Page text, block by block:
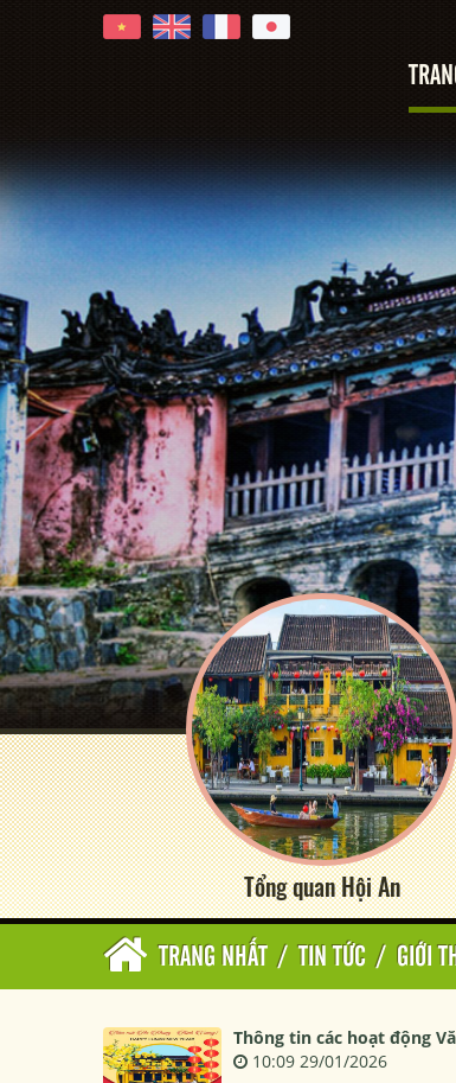
Tổng quan Hội An
TRANG NHẤT / TIN TỨC / GIỚI
Thông tin các hoạt động
10:09 29/01/2026